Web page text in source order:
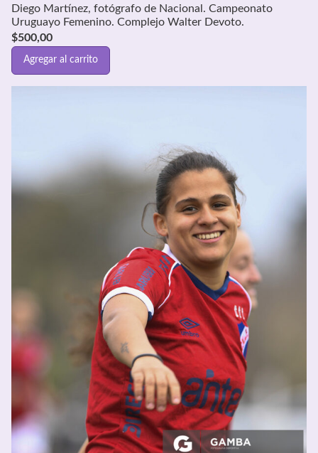
Diego Martínez, fotógrafo de Nacional. Campeonato
Uruguayo Femenino. Complejo Walter Devoto.
$500,00
Agregar al carrito